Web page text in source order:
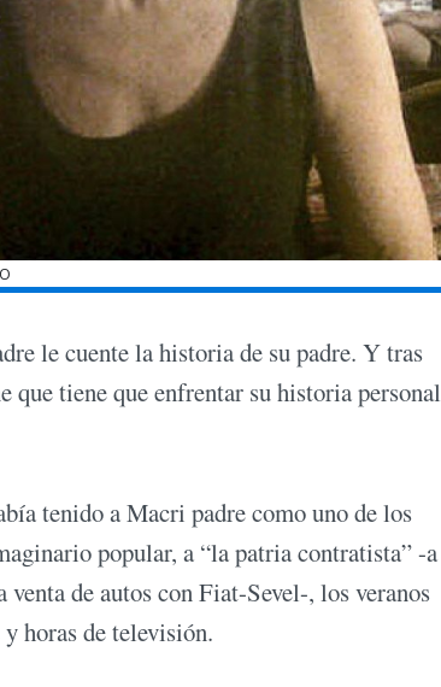
le cuente la historia de su padre. Y tras
que tiene que enfrentar su historia personal
tenido a Macri padre como uno de los
popular, a “la patria contratista” -a
de autos con Fiat-Sevel-, los veranos
horas de televisión.